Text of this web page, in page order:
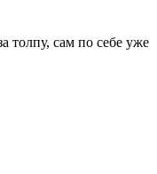
толпу, сам по себе уже